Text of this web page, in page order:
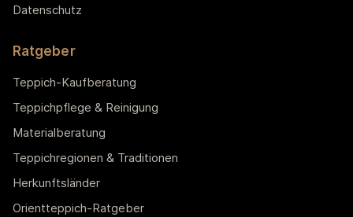
Datenschutz
Ratgeber
Teppich-Kaufberatung
Teppichpflege & Reinigung
Materialberatung
Teppichregionen & Traditionen
Herkunftsländer
Orientteppich-Ratgeber